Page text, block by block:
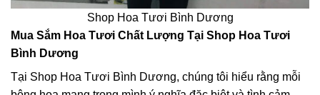
Shop Hoa Tươi Bình Dương
Mua Sắm Hoa Tươi Chất Lượng Tại Shop Hoa Tươi
Bình Dương
Tại Shop Hoa Tươi Bình Dương, chúng tôi hiểu rằng mỗi